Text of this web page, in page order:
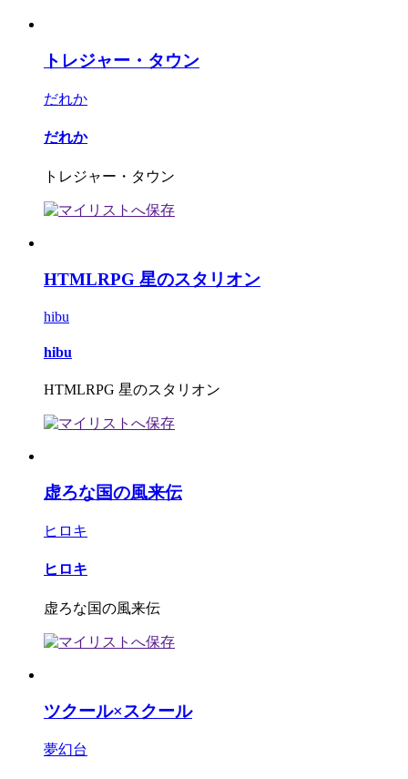
トレジャー・タウン
だれか
だれか
トレジャー・タウン
HTMLRPG 星のスタリオン
hibu
hibu
HTMLRPG 星のスタリオン
虚ろな国の風来伝
ヒロキ
ヒロキ
虚ろな国の風来伝
ツクール×スクール
夢幻台